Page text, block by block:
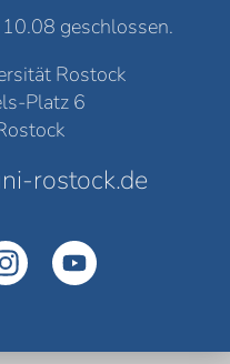
geschlossen.
Rostock
Platz 6
rostock.de